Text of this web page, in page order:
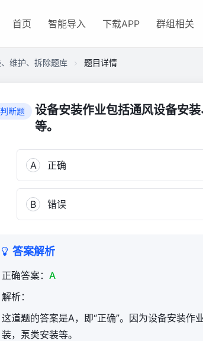
首页 智能导入 下载APP 群组相关
维护、拆除题库 题目详情
判断题
设备安装作业包括通风设备安
等。
A 正确
B 错误
答案解析
正确答案： A
解析：
这道题的答案是A，即“正确”。因为设备安装
装，泵类安装等。